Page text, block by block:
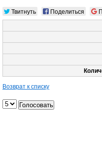
Твитнуть Поделиться
Возврат к списку